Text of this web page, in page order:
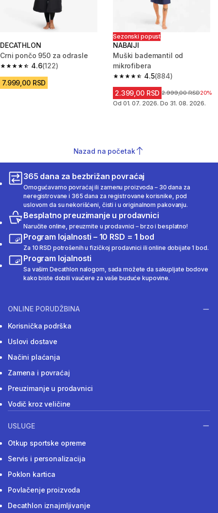
DECATHLON
Crni pončo 950 za odrasle
4.6
4.6 od 5 zvezdica from 122 Recenzije
(122)
7.999,00 RSD
Sezonski popust
NABAIJI
Muški bademantil od
mikrofibera
4.5
4.5 od 5 zvezdica from 884
(884)
2.399,00 RSD Cena pre sniženja
2.999,00 RSD20%
Od 01. 07. 2026. Do 31. 08. 2026.
Nazad na početak
365 dana za bezbrižan povraćaj
Omogućavamo povraćaj ili zamenu proizvoda – 30 dana za
neregistrovane i 365 dana za registrovane korisnike, pod
uslovom da su nekorišćeni, čisti i u originalnom pakovanju.
Besplatno preuzimanje u prodavnici
Naručite online, preuzmite u prodavnici – brzo i besplatno!
Program lojalnosti – 10 RSD = 1 bod
Za 10 RSD potrošenih u fizičkoj prodavnici ili online dobijate 1 bod.
Program lojalnosti
Sa vašim Decathlon nalogom, sada možete da sakupljate bodove
kako biste dobili vaučere za vaše buduće kupovine.
ONLINE PORUDŽBINA
Korisnička podrška
Uslovi dostave
Načini plaćanja
Zamena i povraćaj
Preuzimanje u prodavnici
Vodič kroz veličine
USLUGE
Otkup sportske opreme
Servis i personalizacija
Poklon kartica
Povlačenje proizvoda
Decathlon iznajmljivanje